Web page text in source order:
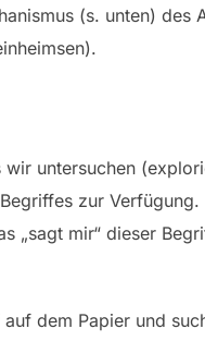
(s. unten) des
untersuchen
zur
„sagt mir“ dieser
dem Papier und